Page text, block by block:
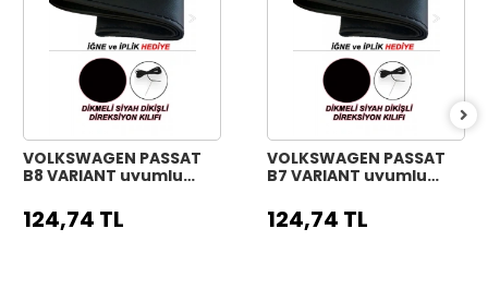
VOLKSWAGEN PASSAT
B8 VARIANT uyumlu
direksiyon kılıfı siyah
dikiş
124,74 TL
VOLKSWAGEN PASSAT
B7 VARIANT uyumlu
direksiyon kılıfı siyah
dikiş
124,74 TL